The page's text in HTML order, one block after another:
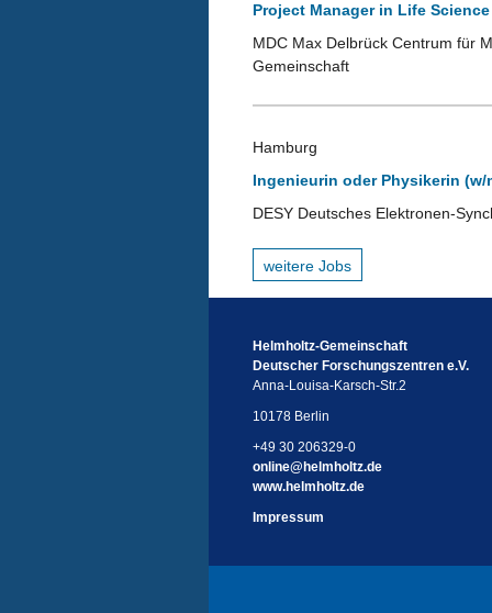
Project Manager in Life
MDC Max Delbrück Centrum für
Gemeinschaft
Hamburg
Ingenieurin oder Physikerin
DESY Deutsches Elektronen-
weitere Jobs
Helmholtz-Gemeinschaft
Deutscher Forschungszentren e.V.
Anna-Louisa-Karsch-Str.2
10178 Berlin
+49 30 206329-0
online@ helmholtz.de
www.helmholtz.de
Impressum